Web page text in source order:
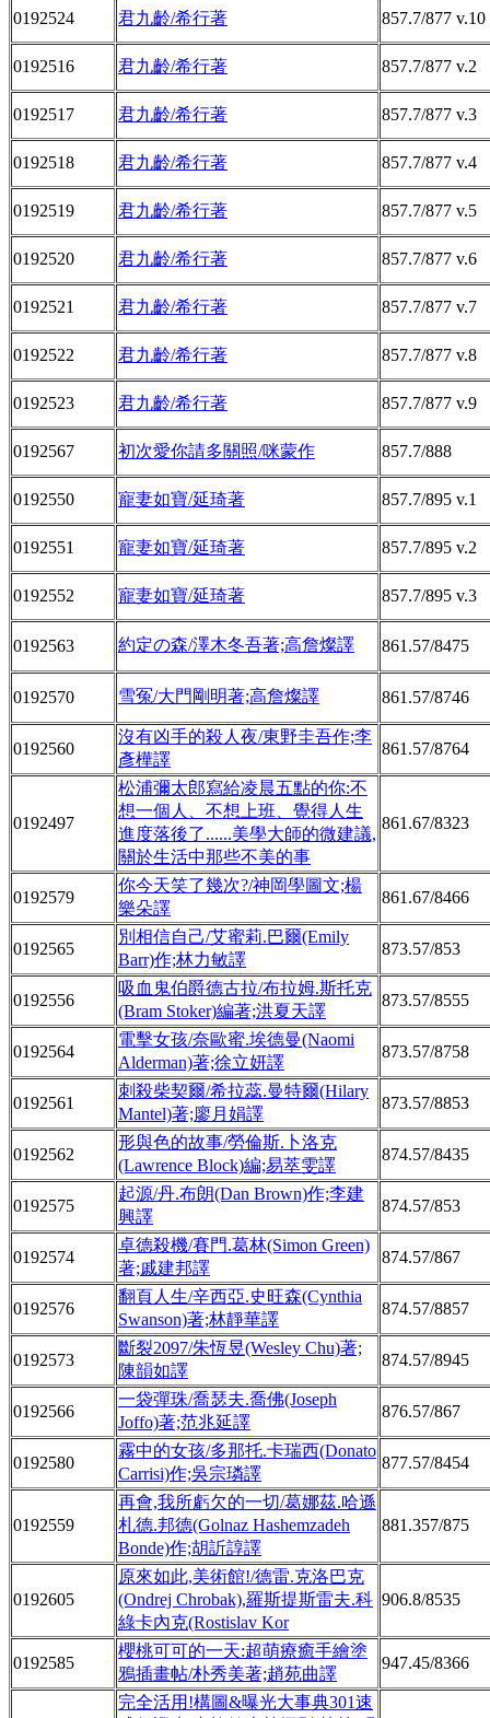
0192524 君九齡/希行著 857.7/877 v.10
0192516 君九齡/希行著 857.7/877 v.2
0192517 君九齡/希行著 857.7/877 v.3
0192518 君九齡/希行著 857.7/877 v.4
0192519 君九齡/希行著 857.7/877 v.5
0192520 君九齡/希行著 857.7/877 v.6
0192521 君九齡/希行著 857.7/877 v.7
0192522 君九齡/希行著 857.7/877 v.8
0192523 君九齡/希行著 857.7/877 v.9
0192567 初次愛你請多關照/咪蒙作 857.7/888
0192550 寵妻如寶/延琦著 857.7/895 v.1
0192551 寵妻如寶/延琦著 857.7/895 v.2
0192552 寵妻如寶/延琦著 857.7/895 v.3
0192563 約定の森/澤木冬吾著;高詹燦譯 861.57/8475
0192570 雪冤/大門剛明著;高詹燦譯 861.57/8746
0192560
沒有凶手的殺人夜/東野圭吾作;李
彥樺譯
861.57/8764
0192497
松浦彌太郎寫給凌晨五點的你:不
想一個人、不想上班、覺得人生
進度落後了......美學大師的微建議,
關於生活中那些不美的事
861.67/8323
0192579
你今天笑了幾次?/神岡學圖文;楊
樂朵譯
861.67/8466
0192565
別相信自己/艾蜜莉.巴爾(Emily
Barr)作;林力敏譯
873.57/853
0192556
吸血鬼伯爵德古拉/布拉姆.斯托克
(Bram Stoker)編著;洪夏天譯
873.57/8555
0192564
電擊女孩/奈歐蜜.埃德曼(Naomi
Alderman)著;徐立妍譯
873.57/8758
0192561
刺殺柴契爾/希拉蕊.曼特爾(Hilary
Mantel)著;廖月娟譯
873.57/8853
0192562
形與色的故事/勞倫斯.卜洛克
(Lawrence Block)編;易萃雯譯
874.57/8435
0192575
起源/丹.布朗(Dan Brown)作;李建
興譯
874.57/853
0192574
卓德殺機/賽門.葛林(Simon Green)
著;戚建邦譯
874.57/867
0192576
翻頁人生/辛西亞.史旺森(Cynthia
Swanson)著;林靜華譯
874.57/8857
0192573
斷裂2097/朱恆昱(Wesley Chu)著;
陳韻如譯
874.57/8945
0192566
一袋彈珠/喬瑟夫.喬佛(Joseph
Joffo)著;范兆延譯
876.57/867
0192580
霧中的女孩/多那托.卡瑞西(Donato
Carrisi)作;吳宗璘譯
877.57/8454
0192559
再會,我所虧欠的一切/葛娜茲.哈遜
札德.邦德(Golnaz Hashemzadeh
Bonde)作;胡訢諄譯
881.357/875
0192605
原來如此,美術館!/德雷.克洛巴克
(Ondrej Chrobak),羅斯提斯雷夫.科
綠卡內克(Rostislav Kor
906.8/8535
0192585
櫻桃可可的一天:超萌療癒手繪塗
鴉插畫帖/朴秀美著;趙苑曲譯
947.45/8366
完全活用!構圖&曝光大事典301速